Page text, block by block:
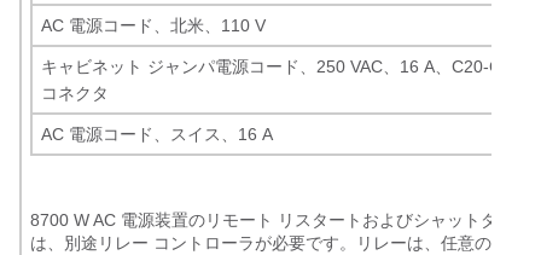
AC 電源コード、北米、110 V
キャビネット ジャンパ電源コード、250 VAC、16 A、C20-C19
コネクタ
AC 電源コード、スイス、16 A
8700 W AC 電源装置のリモート リスタートおよびシャットダウン
は、別途リレー コントローラが必要です。リレーは、任意の適切